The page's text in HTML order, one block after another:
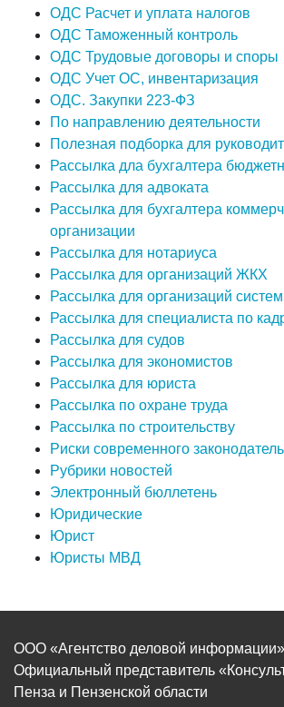
ОДС Расчет и уплата налогов
ОДС Таможенный контроль
ОДС Трудовые договоры и споры
ОДС Учет ОС, инвентаризация
ОДС. Закупки 223-ФЗ
По направлению деятельности
Полезная подборка для
Рассылка дла бухгалтера
Рассылка для адвоката
Рассылка для бухгалтера
организации
Рассылка для нотариуса
Рассылка для организаций ЖКХ
Рассылка для организаций
Рассылка для специалиста по
Рассылка для судов
Рассылка для экономистов
Рассылка для юриста
Рассылка по охране труда
Рассылка по строительству
Риски современного
Рубрики новостей
Электронный бюллетень
Юридические
Юрист
Юристы МВД
ООО «Агентство деловой информации»
Официальный представитель
Пенза и Пензенской области